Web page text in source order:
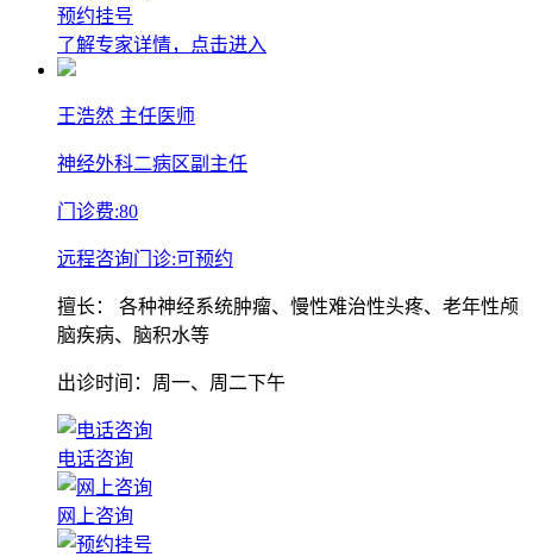
预约挂号
了解专家详情，点击进入
王浩然 主任医师
神经外科二病区副主任
门诊费:80
远程咨询门诊:可预约
擅长：
各种神经系统肿瘤、慢性难治性头疼、老年性颅
脑疾病、脑积水等
出诊时间：周一、周二下午
电话咨询
网上咨询